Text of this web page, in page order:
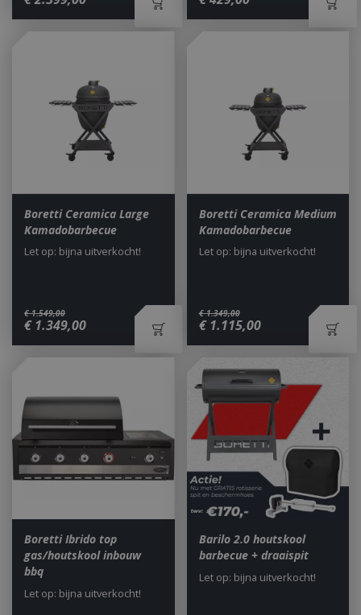
Boretti Ceramica Large
Kamadobarbecue
€ 1.549,00
€ 1.349,00
Let op: bijna uitverkocht!
Boretti Ceramica Medium
Kamadobarbecue
€ 1.349,00
€ 1.115,00
Let op: bijna uitverkocht!
Boretti Ibrido top
gas/houtskool inbouw
bbq
Let op: bijna uitverkocht!
Barilo 2.0 houtskool
barbecue + draaispit
Let op: bijna uitverkocht!